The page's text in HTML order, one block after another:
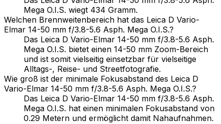
Mega O.I.S. wiegt 434 Gramm.
Welchen Brennweitenbereich hat das Leica D Vario-
Elmar 14-50 mm f/3.8-5.6 Asph. Mega O.I.S.?
Das Leica D Vario-Elmar 14-50 mm f/3.8-5.6 Asph.
Mega O.I.S. bietet einen 14-50 mm Zoom-Bereich
und ist somit vielseitig einsetzbar für vielseitige
Alltags-, Reise- und Streetfotografie.
Wie groß ist der minimale Fokusabstand des Leica D
Vario-Elmar 14-50 mm f/3.8-5.6 Asph. Mega O.I.S.?
Das Leica D Vario-Elmar 14-50 mm f/3.8-5.6 Asph.
Mega O.I.S. hat einen minimalen Fokusabstand von
0.29 Metern und ermöglicht damit Nahaufnahmen.